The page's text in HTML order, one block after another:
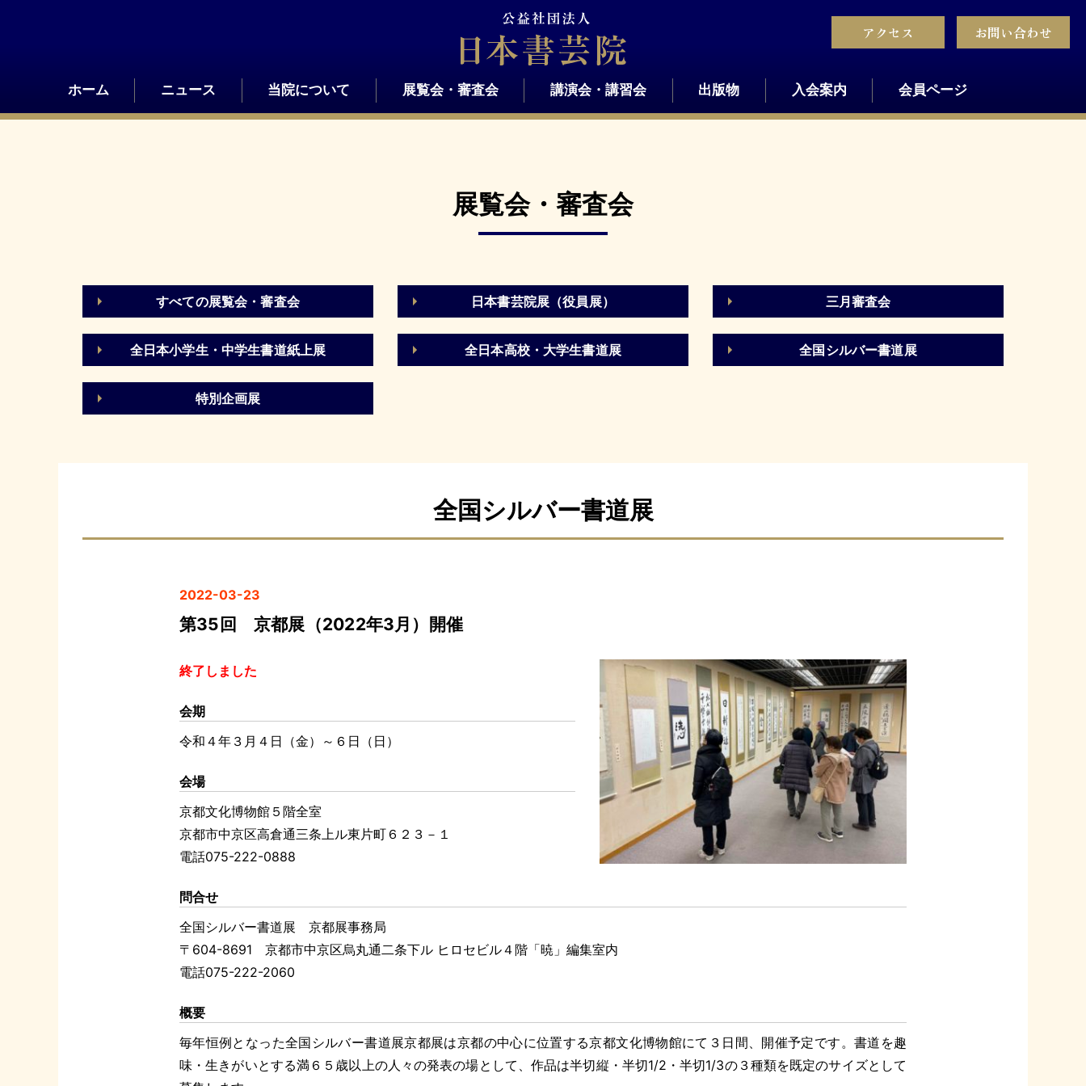
アクセス お問い合わせ
ホーム ニュース 当院について 展覧会・審査会 講演会・講習会 出版物 入会案内 会員ページ
展覧会・審査会
すべての展覧会・審査会 日本書芸院展（役員展） 三月審査会
全日本小学生・中学生書道紙上展 全日本高校・大学生書道展 全国シルバー書道展
特別企画展
全国シルバー書道展
2022-03-23
第35回 京都展（2022年3月）開催
終了しました
会期
令和４年３月４日（金）～６日（日）
会場
京都文化博物館５階全室
京都市中京区高倉通三条上ル東片町６２３－１
電話075-222-0888
問合せ
全国シルバー書道展 京都展事務局
〒 604-8691 京都市中京区烏丸通二条下ル ヒロセビル４階「暁」編集室内
電話075-222-2060
概要
毎年恒例となった全国シルバー書道展京都展は京都の中心に位置する京都文化博物館にて３日間、開催予定です。書道を趣
味・生きがいとする満６５歳以上の人々の発表の場として、作品は半切縦・半切1/2 ・半切1/3の３種類を既定のサイズとして